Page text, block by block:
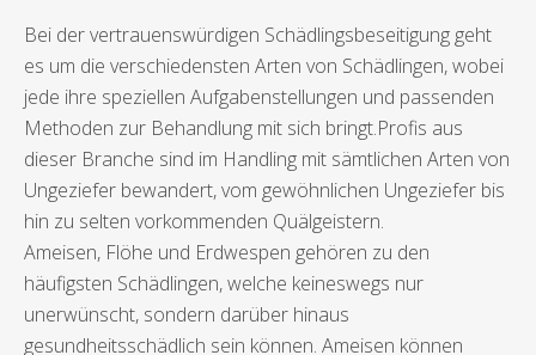
Bei der vertrauenswürdigen Schädlingsbeseitigung geht
es um die verschiedensten Arten von Schädlingen, wobei
jede ihre speziellen Aufgabenstellungen und passenden
Methoden zur Behandlung mit sich bringt.Profis aus
dieser Branche sind im Handling mit sämtlichen Arten von
Ungeziefer bewandert, vom gewöhnlichen Ungeziefer bis
hin zu selten vorkommenden Quälgeistern.
Ameisen, Flöhe und Erdwespen gehören zu den
häufigsten Schädlingen, welche keineswegs nur
unerwünscht, sondern darüber hinaus
gesundheitsschädlich sein können. Ameisen können